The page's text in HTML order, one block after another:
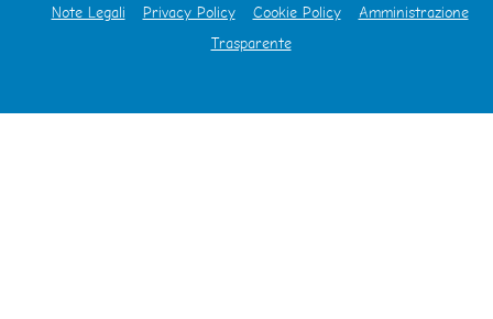
Note Legali Privacy Policy Cookie Policy
Amministrazione
Trasparente